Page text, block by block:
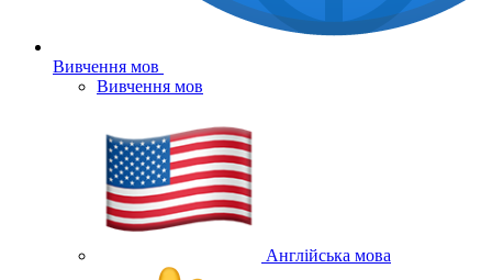
Вивчення мов
Вивчення мов
Англійська мова